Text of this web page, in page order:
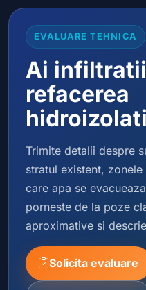
EVALUARE TEHNICA
Ai
refacerea
Trimite detalii despre
stratul existent,
care apa se
porneste de la poze
aproximative si
Solicita evaluare